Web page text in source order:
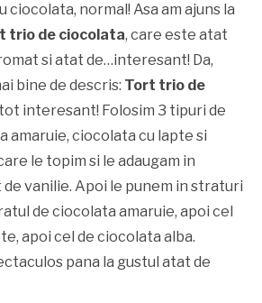
normal! Asa am ajuns la
trio de ciocolata, care este atat
si atat de…interesant! Da,
bine de descris: Tort trio de
interesant! Folosim 3 tipuri de
amaruie, ciocolata cu lapte si
le topim si le adaugam in
vanilie. Apoi le punem in straturi
de ciocolata amaruie, apoi cel
apoi cel de ciocolata alba.
pana la gustul atat de